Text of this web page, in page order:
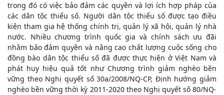
trong đó có việc bảo đảm các quyền và lợi ích hợp pháp của
các dân tộc thiểu số. Người dân tộc thiểu số được tạo điều
kiện tham gia hệ thống chính trị, quản lý xã hội, quản lý nhà
nước. Nhiều chương trình quốc gia và chính sách ưu đãi
nhằm bảo đảm quyền và nâng cao chất lượng cuộc sống cho
đồng bào dân tộc thiểu số đã được thực hiện ở Việt Nam và
phát huy hiệu quả tốt như Chương trình giảm nghèo bền
vững theo Nghị quyết số 30a/2008/NQ-CP, Định hướng giảm
nghèo bền vững thời kỳ 2011-2020 theo Nghị quyết số 80/NQ-